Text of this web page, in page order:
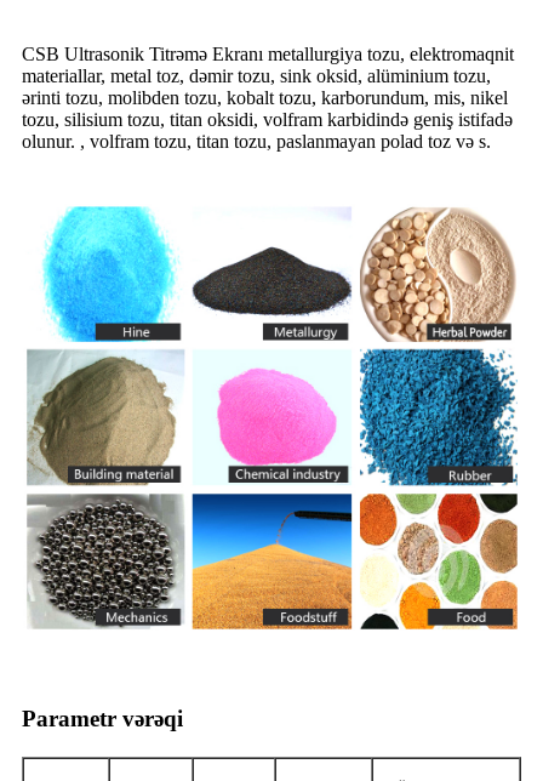
CSB Ultrasonik Titrəmə Ekranı metallurgiya tozu, elektromaqnit
materiallar, metal toz, dəmir tozu, sink oksid, alüminium tozu,
ərinti tozu, molibden tozu, kobalt tozu, karborundum, mis, nikel
tozu, silisium tozu, titan oksidi, volfram karbidində geniş istifadə
olunur. , volfram tozu, titan tozu, paslanmayan polad toz və s.
Parametr vərəqi